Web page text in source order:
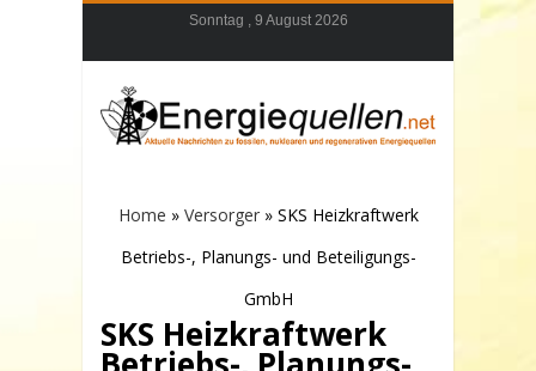
Sonntag , 9 August 2026
Home » Versorger» SKS Heizkraftwerk
Betriebs-, Planungs- und Beteiligungs-
GmbH
SKS Heizkraftwerk